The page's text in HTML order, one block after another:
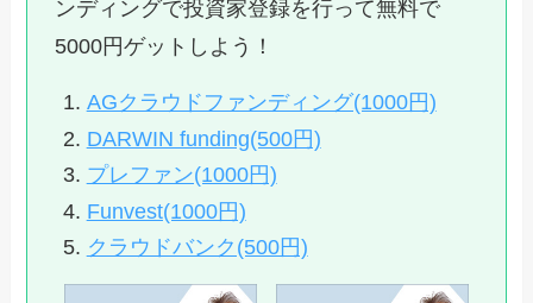
ンディングで投資家登録を行って無料で
5000円ゲットしよう！
AGクラウドファンディング(1000円)
DARWIN funding(500円)
プレファン(1000円)
Funvest(1000円)
クラウドバンク(500円)